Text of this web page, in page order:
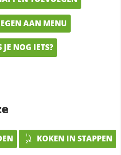
AAN MENU
JE NOG IETS?
KOKEN IN STAPPEN